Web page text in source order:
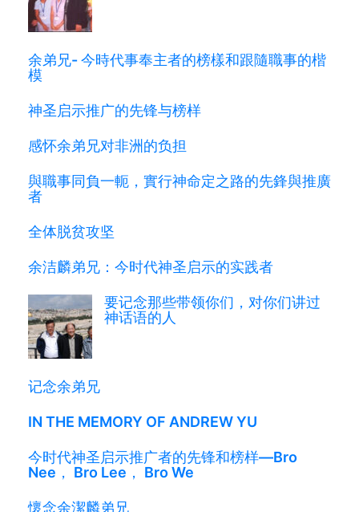
余弟兄- 今時代事奉主者的榜樣和跟隨職事的楷
模
神圣启示推广的先锋与榜样
感怀余弟兄对非洲的负担
與職事同負一軛，實行神命定之路的先鋒與推廣
者
全体脱贫攻坚
余洁麟弟兄：今时代神圣启示的实践者
要记念那些带领你们，对你们讲过
神话语的人
记念余弟兄
IN THE MEMORY OF ANDREW YU
今时代神圣启示推广者的先锋和榜样—Bro
Nee， Bro Lee， Bro We
懷念余潔麟弟兄